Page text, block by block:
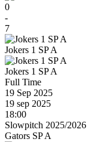
0
-
7
Jokers 1 SP A
Jokers 1 SP A
Full Time
19 Sep 2025
19 sep 2025
18:00
Slowpitch 2025/2026
Gators SP A